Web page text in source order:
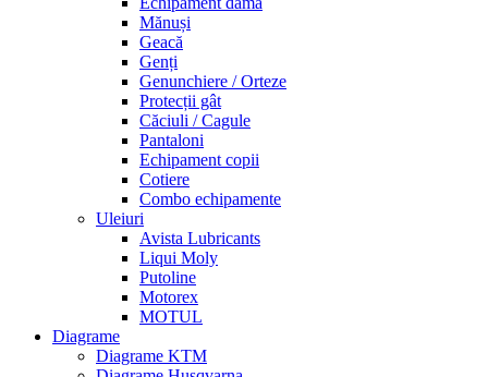
Mănuși
Geacă
Genți
Genunchiere / Orteze
Protecții gât
Căciuli / Cagule
Pantaloni
Echipament copii
Cotiere
Combo echipamente
Uleiuri
Avista Lubricants
Liqui Moly
Putoline
Motorex
MOTUL
Diagrame
Diagrame KTM